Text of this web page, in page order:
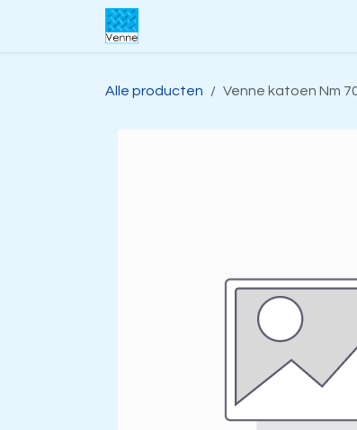
Overslaan naar inhoud
Alle producten Venne katoen Nm